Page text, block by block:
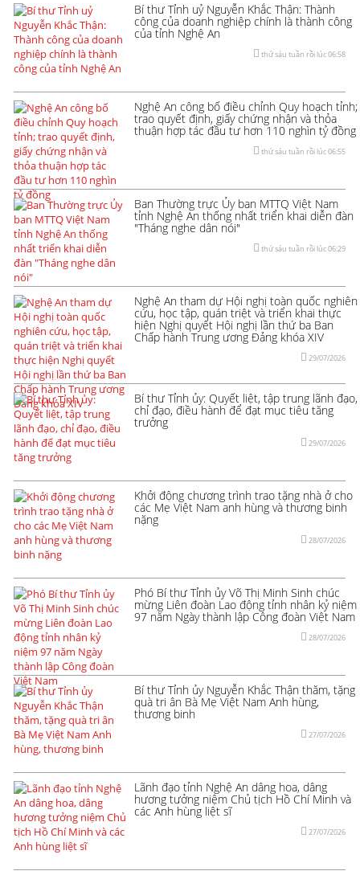
Bí thư Tỉnh uỷ Nguyễn Khắc Thận: Thành
công của doanh nghiệp chính là thành công
của tỉnh Nghệ An
thứ sáu tuần rồi lúc 06:58
Nghệ An công bố điều chỉnh Quy hoạch tỉnh;
trao quyết định, giấy chứng nhận và thỏa
thuận hợp tác đầu tư hơn 110 nghìn tỷ đồng
thứ sáu tuần rồi lúc 06:55
Ban Thường trực Ủy ban MTTQ Việt Nam
tỉnh Nghệ An thống nhất triển khai diễn đàn
"Tháng nghe dân nói"
thứ sáu tuần rồi lúc 06:29
Nghệ An tham dự Hội nghị toàn quốc nghiên
cứu, học tập, quán triệt và triển khai thực
hiện Nghị quyết Hội nghị lần thứ ba Ban
Chấp hành Trung ương Đảng khóa XIV
29/07/2026
Bí thư Tỉnh ủy: Quyết liệt, tập trung lãnh đạo,
chỉ đạo, điều hành để đạt mục tiêu tăng
trưởng
29/07/2026
Khởi động chương trình trao tặng nhà ở cho
các Mẹ Việt Nam anh hùng và thương binh
nặng
28/07/2026
Phó Bí thư Tỉnh ủy Võ Thị Minh Sinh chúc
mừng Liên đoàn Lao động tỉnh nhân kỷ niệm
97 năm Ngày thành lập Công đoàn Việt Nam
28/07/2026
Bí thư Tỉnh ủy Nguyễn Khắc Thận thăm, tặng
quà tri ân Bà Mẹ Việt Nam Anh hùng,
thương binh
27/07/2026
Lãnh đạo tỉnh Nghệ An dâng hoa, dâng
hương tưởng niệm Chủ tịch Hồ Chí Minh và
các Anh hùng liệt sĩ
27/07/2026